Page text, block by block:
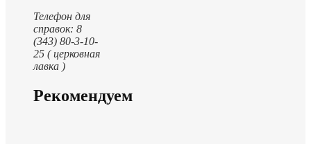
Телефон для
справок: 8
(343) 80-3-10-
25 ( церковная
лавка )
Рекомендуем